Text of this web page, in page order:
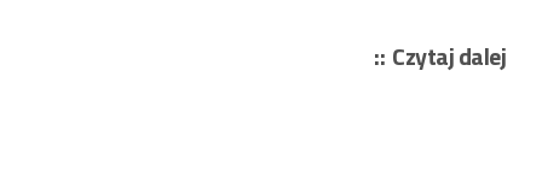
Czytaj dalej